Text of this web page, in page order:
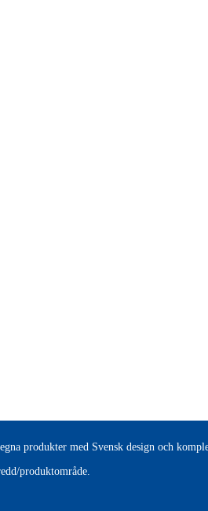
produkter med Svensk design och
produktområde.